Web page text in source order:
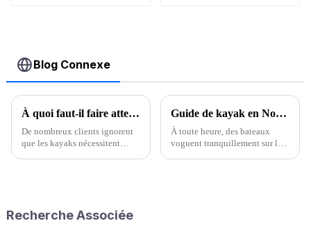
Blog Connexe
À quoi faut-il faire attention lors de l'entretien du kayak ?
De nombreux clients ignorent
que les kayaks nécessitent
importants.
Guide de kayak en Nouvelle-Angleterre
À toute heure, des bateaux
voguent tranquillement sur la
Recherche Associée